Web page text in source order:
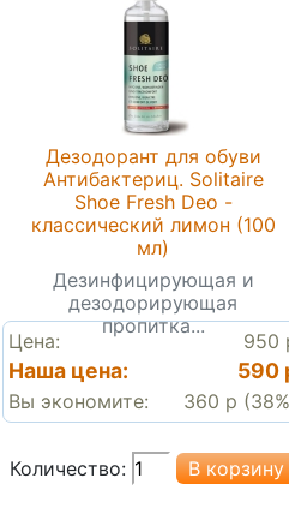
Дезодорант для обуви
Антибактериц. Solitaire
Shoe Fresh Deo -
классический лимон (100
мл)
Дезинфицирующая и
дезодорирующая
пропитка...
Цена: 950
Наша цена: 590
Вы экономите: 360 р
Количество: